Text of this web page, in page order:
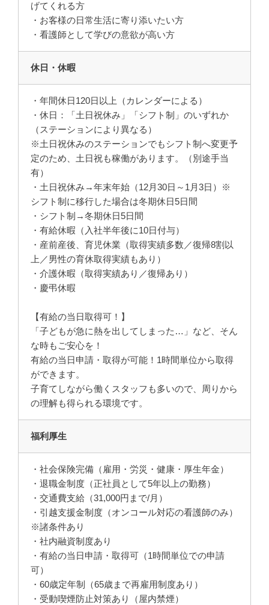
げてくれる方
・お客様の日常生活に寄り添いたい方
・看護師として学びの意欲が高い方
休日・休暇
・年間休日120日以上（カレンダーによる）
・休日：「土日祝休み」「シフト制」のいずれか
（ステーションにより異なる）
※土日祝休みのステーションでもシフト制へ変更予
定のため、土日祝も稼働があります。（別途手当
有）
・土日祝休み→年末年始（12月30日～1月3日）※
シフト制に移行した場合は冬期休日5日間
・シフト制→冬期休日5日間
・有給休暇（入社半年後に10日付与）
・産前産後、育児休業（取得実績多数／復帰8割以
上／男性の育休取得実績もあり）
・介護休暇（取得実績あり／復帰あり）
・慶弔休暇
【有給の当日取得可！】
「子どもが急に熱を出してしまった…」など、そん
な時もご安心を！
有給の当日申請・取得が可能！1時間単位から取得
ができます。
子育てしながら働くスタッフも多いので、周りから
の理解も得られる環境です。
福利厚生
・社会保険完備（雇用・労災・健康・厚生年金）
・退職金制度（正社員として5年以上の勤務）
・交通費支給（31,000円まで/月）
・引越支援金制度（オンコール対応の看護師のみ）
※諸条件あり
・社内融資制度あり
・有給の当日申請・取得可（1時間単位での申請
可）
・60歳定年制（65歳まで再雇用制度あり）
・受動喫煙防止対策あり（屋内禁煙）